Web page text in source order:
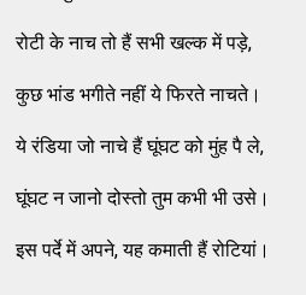
रोटी के नाच तो हैं सभी खल्क में पड़े,
कुछ भांड भगीते नहीं ये फिरते नाचते।
ये रंडिया जो नाचे हैं घूंघट को मुंह पै ले,
घूंघट न जानो दोस्तो तुम कभी भी उसे।
इस पर्दे में अपने, यह कमाती हैं रोटियां।